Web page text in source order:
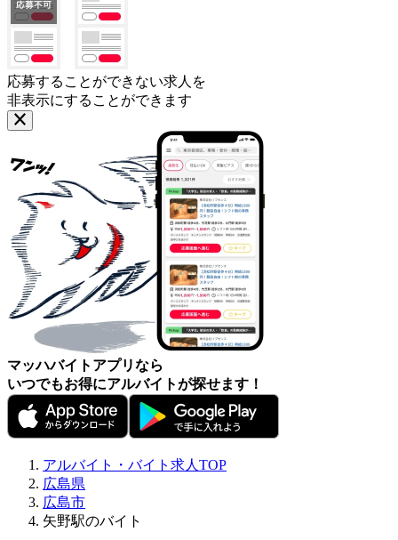
応募することができない求人を
非表示にすることができます
マッハバイトアプリなら
いつでもお得にアルバイトが探せます！
アルバイト・バイト求人TOP
広島県
広島市
矢野駅のバイト